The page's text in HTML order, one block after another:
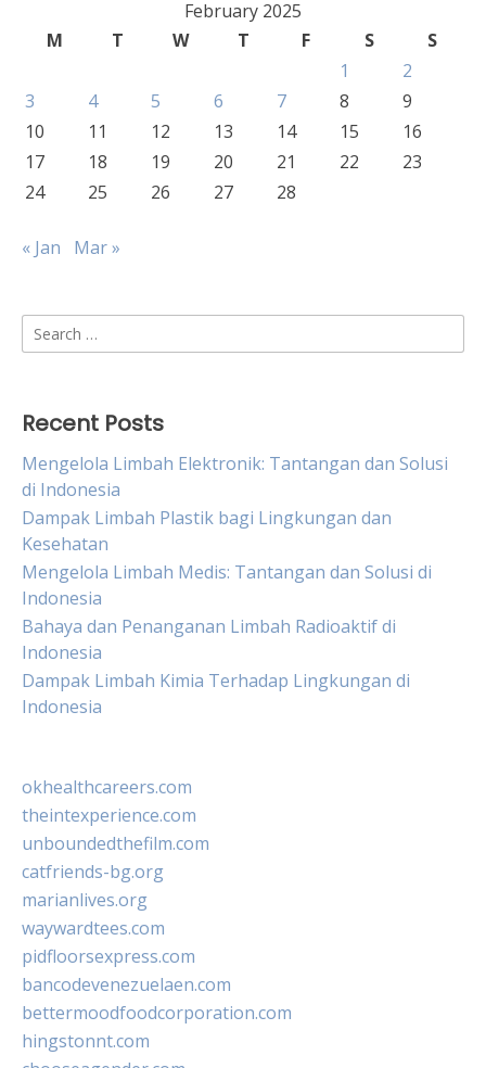
February 2025
M
T W T F S
S
1
2
3
4 5 6 7 8
9
10
11 12 13 14 15
16
17
18 19 20 21 22
23
24
25 26 27 28
« Jan Mar »
Search
for:
Recent Posts
Mengelola Limbah Elektronik: Tantangan dan Solusi
di Indonesia
Dampak Limbah Plastik bagi Lingkungan dan
Kesehatan
Mengelola Limbah Medis: Tantangan dan Solusi di
Indonesia
Bahaya dan Penanganan Limbah Radioaktif di
Indonesia
Dampak Limbah Kimia Terhadap Lingkungan di
Indonesia
okhealthcareers.com
theintexperience.com
unboundedthefilm.com
catfriends-bg.org
marianlives.org
waywardtees.com
pidfloorsexpress.com
bancodevenezuelaen.com
bettermoodfoodcorporation.com
hingstonnt.com